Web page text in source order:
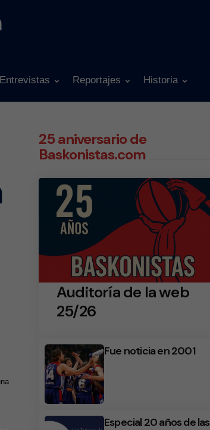
Entrevistas Reportajes Historia
25 aniversario de
Baskonistas.com
Auditoría de la web
25/26
Fue noticia en 2001
Especial 20 años de las